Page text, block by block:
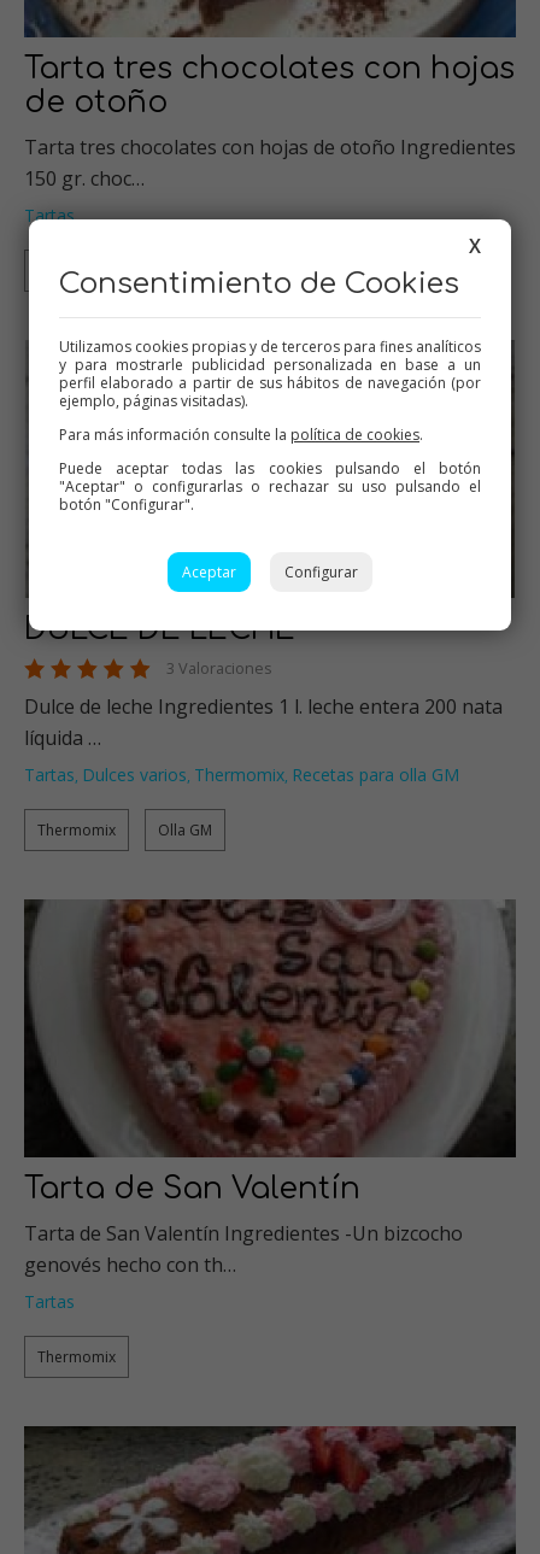
Tarta tres chocolates con hojas
de otoño
Tarta tres chocolates con hojas de otoño Ingredientes
150 gr. choc…
Tartas
Thermomix
DULCE DE LECHE
3 Valoraciones
Dulce de leche Ingredientes 1 l. leche entera 200 nata
líquida …
Tartas, Dulces varios, Thermomix, Recetas para olla GM
Thermomix Olla GM
Tarta de San Valentín
Tarta de San Valentín Ingredientes -Un bizcocho
genovés hecho con th…
Tartas
Thermomix
X
Consentimiento de Cookies
Utilizamos cookies propias y de terceros para fines analíticos
y para mostrarle publicidad personalizada en base a un
perfil elaborado a partir de sus hábitos de navegación (por
ejemplo, páginas visitadas).
Para más información consulte la política de cookies.
Puede aceptar todas las cookies pulsando el botón
"Aceptar" o configurarlas o rechazar su uso pulsando el
botón "Configurar".
Aceptar Configurar